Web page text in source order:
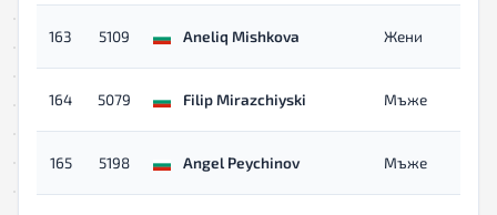
163 5109 Aneliq Mishkova Жени
164 5079 Filip Mirazchiyski Мъже
165 5198 Angel Peychinov Мъже